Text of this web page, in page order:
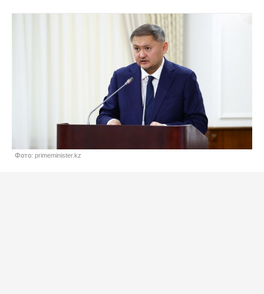
Фото: primeminister.kz